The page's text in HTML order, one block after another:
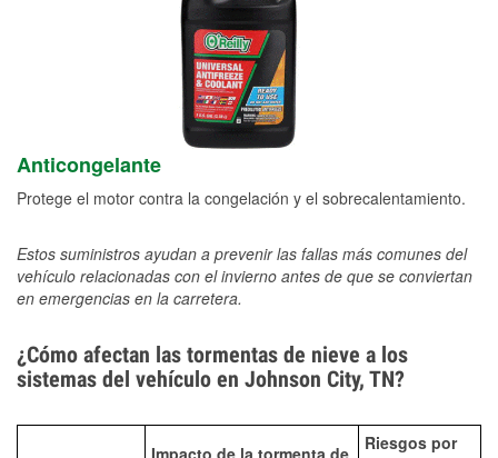
Anticongelante
Protege el motor contra la congelación y el sobrecalentamiento.
Estos suministros ayudan a prevenir las fallas más comunes del
vehículo relacionadas con el invierno antes de que se conviertan
en emergencias en la carretera.
¿Cómo afectan las tormentas de nieve a los
sistemas del vehículo en Johnson City, TN?
Riesgos por